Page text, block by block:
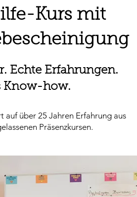
Kurs mit
Echte Erfahrungen.
Know-how.
auf über 25 Jahren Erfahrung aus
Präsenzkursen.